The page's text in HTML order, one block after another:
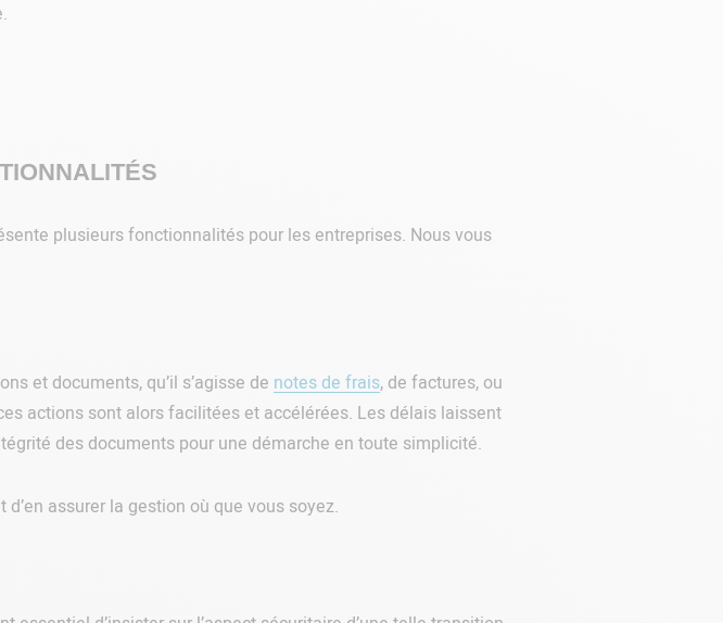
plusieurs fonctionnalités pour les entreprises. Nous vous
et documents, qu’il s’agisse de notes de frais, de factures, ou
actions sont alors facilitées et accélérées. Les délais laissent
des documents pour une démarche en toute simplicité.
assurer la gestion où que vous soyez.